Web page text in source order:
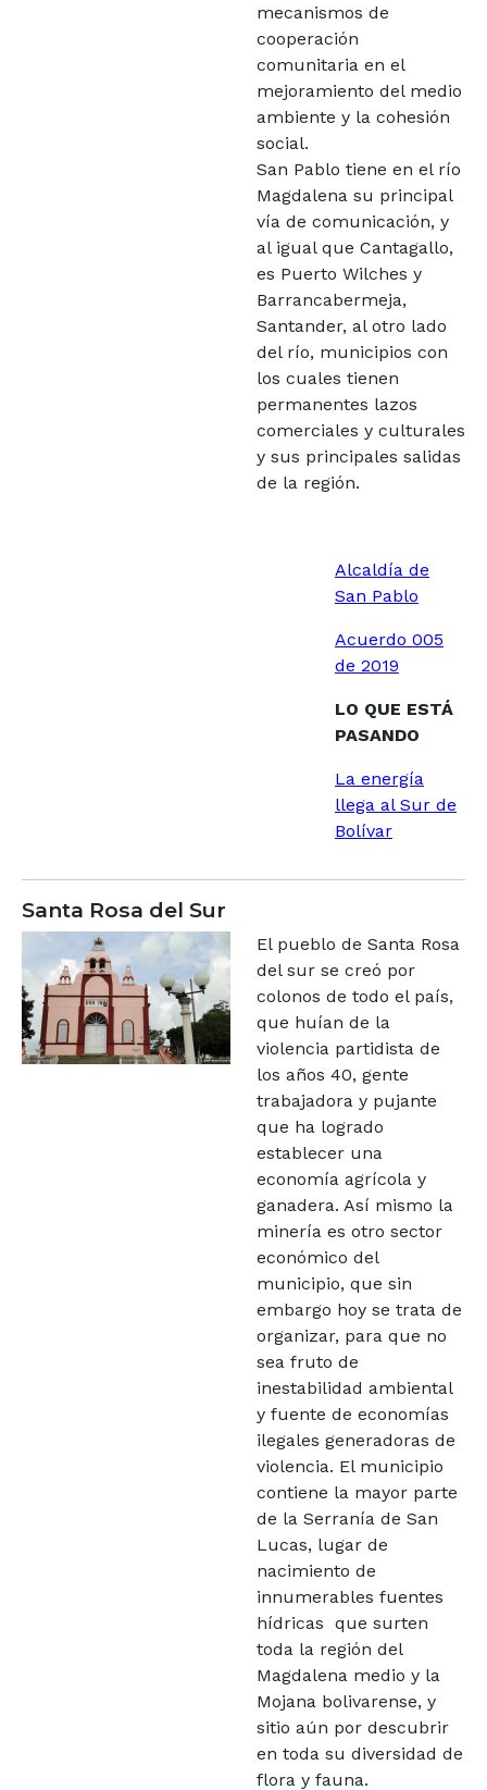
mecanismos de
cooperación
comunitaria en el
mejoramiento del medio
ambiente y la cohesión
social.
San Pablo tiene en el río
Magdalena su principal
vía de comunicación, y
al igual que Cantagallo,
es Puerto Wilches y
Barrancabermeja,
Santander, al otro lado
del río, municipios con
los cuales tienen
permanentes lazos
comerciales y culturales
y sus principales salidas
de la región.
Alcaldía de
San Pablo
Acuerdo 005
de 2019
LO QUE ESTÁ
PASANDO
La energía
llega al Sur de
Bolívar
Santa Rosa del Sur
El pueblo de Santa Rosa
del sur se creó por
colonos de todo el país,
que huían de la
violencia partidista de
los años 40, gente
trabajadora y pujante
que ha logrado
establecer una
economía agrícola y
ganadera. Así mismo la
minería es otro sector
económico del
municipio, que sin
embargo hoy se trata de
organizar, para que no
sea fruto de
inestabilidad ambiental
y fuente de economías
ilegales generadoras de
violencia. El municipio
contiene la mayor parte
de la Serranía de San
Lucas, lugar de
nacimiento de
innumerables fuentes
hídricas que surten
toda la región del
Magdalena medio y la
Mojana bolivarense, y
sitio aún por descubrir
en toda su diversidad de
flora y fauna.